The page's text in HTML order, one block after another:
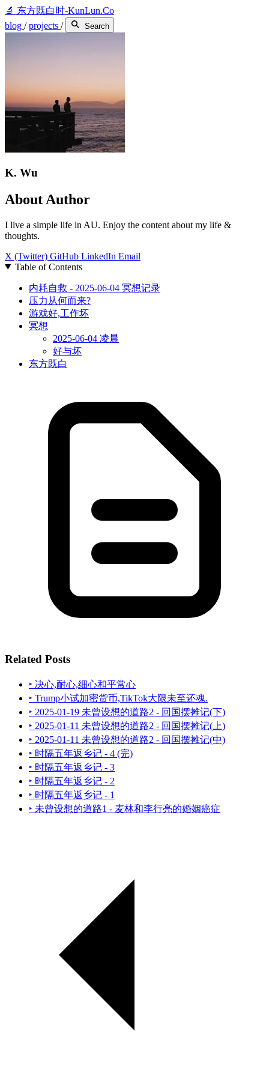
🔬 东方既白时-KunLun.Co
blog /projects / Search
K. Wu
About Author
I live a simple life in AU. Enjoy the content about my life &
thoughts.
X (Twitter) GitHub LinkedIn Email
Table of Contents
内耗自救 - 2025-06-04 冥想记录
压力从何而来?
游戏好,工作坏
冥想
2025-06-04 凌晨
好与坏
东方既白
Related Posts
‣ 决心,耐心,细心和平常心
‣ Trump小试加密货币,TikTok大限未至还魂.
‣ 2025-01-19 未曾设想的道路2 - 回国摆摊记(下)
‣ 2025-01-11 未曾设想的道路2 - 回国摆摊记(上)
‣ 2025-01-11 未曾设想的道路2 - 回国摆摊记(中)
‣ 时隔五年返乡记 - 4 (完)
‣ 时隔五年返乡记 - 3
‣ 时隔五年返乡记 - 2
‣ 时隔五年返乡记 - 1
‣ 未曾设想的道路1 - 麦林和李行亮的婚姻癌症